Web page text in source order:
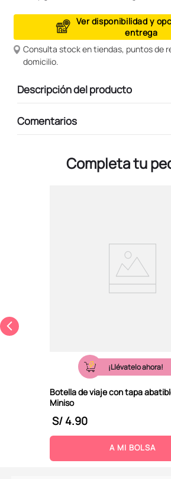
Ver disponibilidad y
entrega
Consulta stock en tiendas, puntos de
domicilio.
Descripción del producto
Comentarios
Completa tu
¡Llévatelo ahora!
Botella de viaje con tapa
Miniso
S/4.90
A MI BOLSA
9.
peluche
kuromi